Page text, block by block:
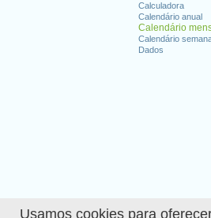
Usamos cookies para
Calculadora
Calendário anual
Calendário
Calendário
Dados